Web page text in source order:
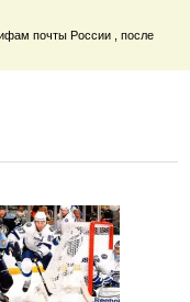
почты России , после